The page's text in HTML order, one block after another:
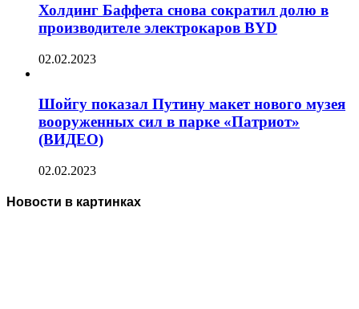
Холдинг Баффета снова сократил долю в
производителе электрокаров BYD
02.02.2023
Шойгу показал Путину макет нового музея
вооруженных сил в парке «Патриот»
(ВИДЕО)
02.02.2023
Новости в картинках